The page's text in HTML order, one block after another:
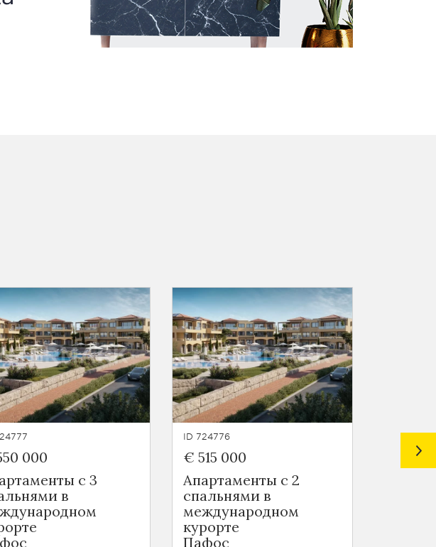
000
с 3
в
ID 724776
€ 515 000
Апартаменты с 2
спальнями в
международном
курорте
Пафос
ID 724775
€ 442